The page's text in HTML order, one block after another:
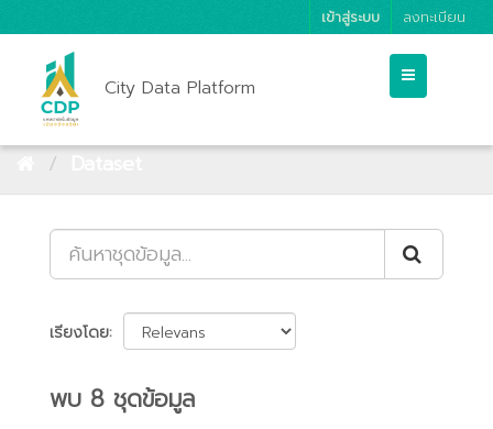
เข้าสู่ระบบ ลงทะเบียน
City Data Platform
เรียงโดย
พบ 8 ชุดข้อมูล